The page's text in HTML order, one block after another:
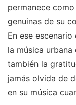
permanece
genuinas de su
En ese
la música urbana
también la
jamás olvida de
en su música